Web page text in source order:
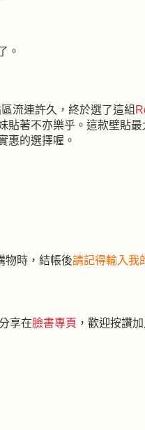
。
流連許久，終於選了這組
貼著不亦樂乎。這款壁貼
惠的選擇喔。
物時，結帳後請記得輸入我
享在臉書專頁 ，歡迎按讚加